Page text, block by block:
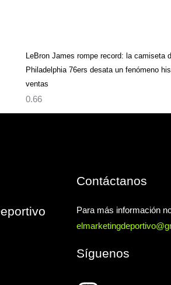
LeBron James rompe record: la camiseta
Philadelphia 76ers desata un fenómeno
ventas
Contáctanos
Para más información
Síguenos